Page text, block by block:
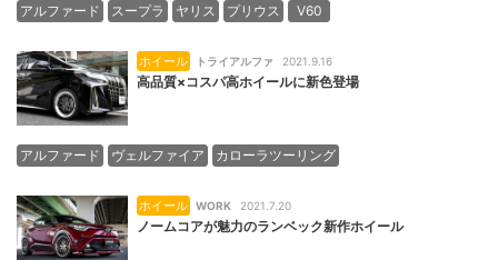
アルファード スープラ ヤリス プリウス V60
ホイール トライアルファ 2021.9.16
高品質×コスパ高ホイールに新色登場
アルファード ヴェルファイア カローラツーリング
ホイール WORK 2021.7.20
ノームコアが魅力のランベック新作ホイール